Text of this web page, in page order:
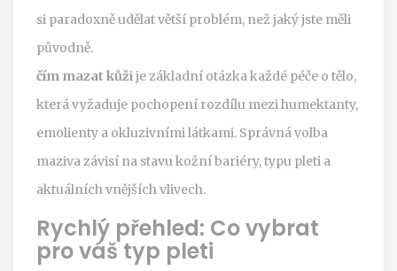
si paradoxně udělat větší problém, než jaký jste měli
původně.
čím mazat kůžije základní otázka každé péče o tělo,
která vyžaduje pochopení rozdílu mezi humektanty,
emolienty a okluzivními látkami. Správná volba
maziva závisí na stavu kožní bariéry, typu pleti a
aktuálních vnějších vlivech.
Rychlý přehled: Co vybrat
pro váš typ pleti